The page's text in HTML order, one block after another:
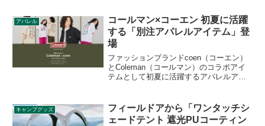
かい飲み物を長時間楽しむことができま
す。詳細をレビューします。
アパレル
コールマン×コーエン 初夏に活躍
する「別注アパレルアイテム」登
場
ファッションブランドcoen（コーエン）
とColeman（コールマン）のコラボアイ
テムとして初夏に活躍するアパレルアイ
向けて選べる楽しさがあるラインナップ
です。詳細をレビューします。
キャンプグッズ
フィールドアから「ワンタッチシ
ェードテント 遮光PUコーティン